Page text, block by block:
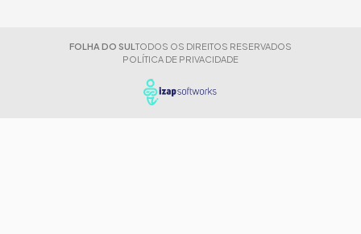
FOLHA DO SUL TODOS OS DIREITOS RESERVADOS
POLÍTICA DE PRIVACIDADE